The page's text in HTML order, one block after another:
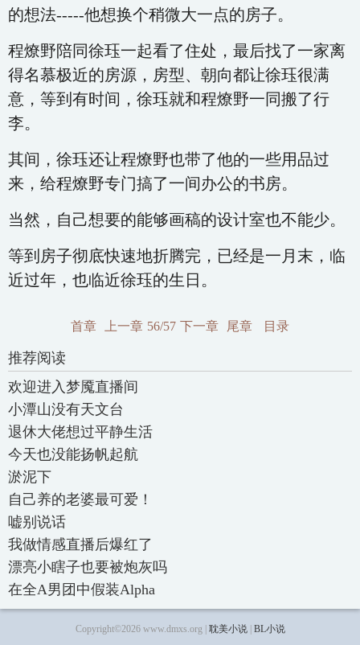
的想法-----他想换个稍微大一点的房子。
程燎野陪同徐珏一起看了住处，最后找了一家离
得名慕极近的房源，房型、朝向都让徐珏很满
意，等到有时间，徐珏就和程燎野一同搬了行
李。
其间，徐珏还让程燎野也带了他的一些用品过
来，给程燎野专门搞了一间办公的书房。
当然，自己想要的能够画稿的设计室也不能少。
等到房子彻底快速地折腾完，已经是一月末，临
近过年，也临近徐珏的生日。
首章 上一章 56/57 下一章 尾章 目录
推荐阅读
欢迎进入梦魇直播间
小潭山没有天文台
退休大佬想过平静生活
今天也没能扬帆起航
淤泥下
自己养的老婆最可爱！
嘘别说话
我做情感直播后爆红了
漂亮小瞎子也要被炮灰吗
在全A男团中假装Alpha
Copyright©2026 www.dmxs.org | 耽美小说| BL小说